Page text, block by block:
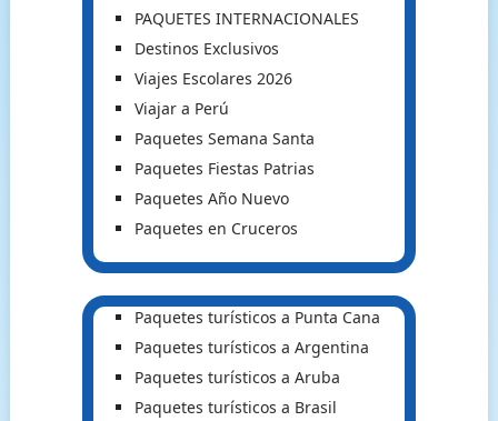
PAQUETES INTERNACIONALES
Destinos Exclusivos
Viajes Escolares 2026
Viajar a Perú
Paquetes Semana Santa
Paquetes Fiestas Patrias
Paquetes Año Nuevo
Paquetes en Cruceros
Paquetes turísticos a Punta Cana
Paquetes turísticos a Argentina
Paquetes turísticos a Aruba
Paquetes turísticos a Brasil